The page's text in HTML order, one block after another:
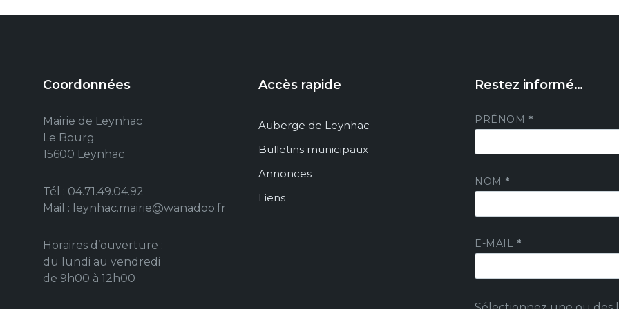
Coordonnées
Mairie de Leynhac
Le Bourg
15600 Leynhac
Tél : 04.71.49.04.92
Mail : leynhac.mairie@wanadoo.fr
Horaires d’ouverture :
du lundi au vendredi
de 9h00 à 12h00
Accès rapide
Auberge de Leynhac
Bulletins municipaux
Annonces
Liens
Restez informé…
PRÉNOM *
NOM *
E-MAIL *